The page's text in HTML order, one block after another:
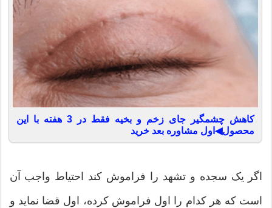
کاهش چشمگیر جای زخم و بخیه فقط در 3 هفته با این
محصول◀اول مشاوره بعد خرید
اگر یک سجده و تشهد را فراموش کند احتیاط واجب آن
است که هر کدام را اول فراموش کرده، اول قضا نماید و